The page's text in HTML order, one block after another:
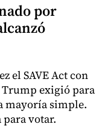
por
el SAVE Act con
Trump exigió para
mayoría simple.
votar.